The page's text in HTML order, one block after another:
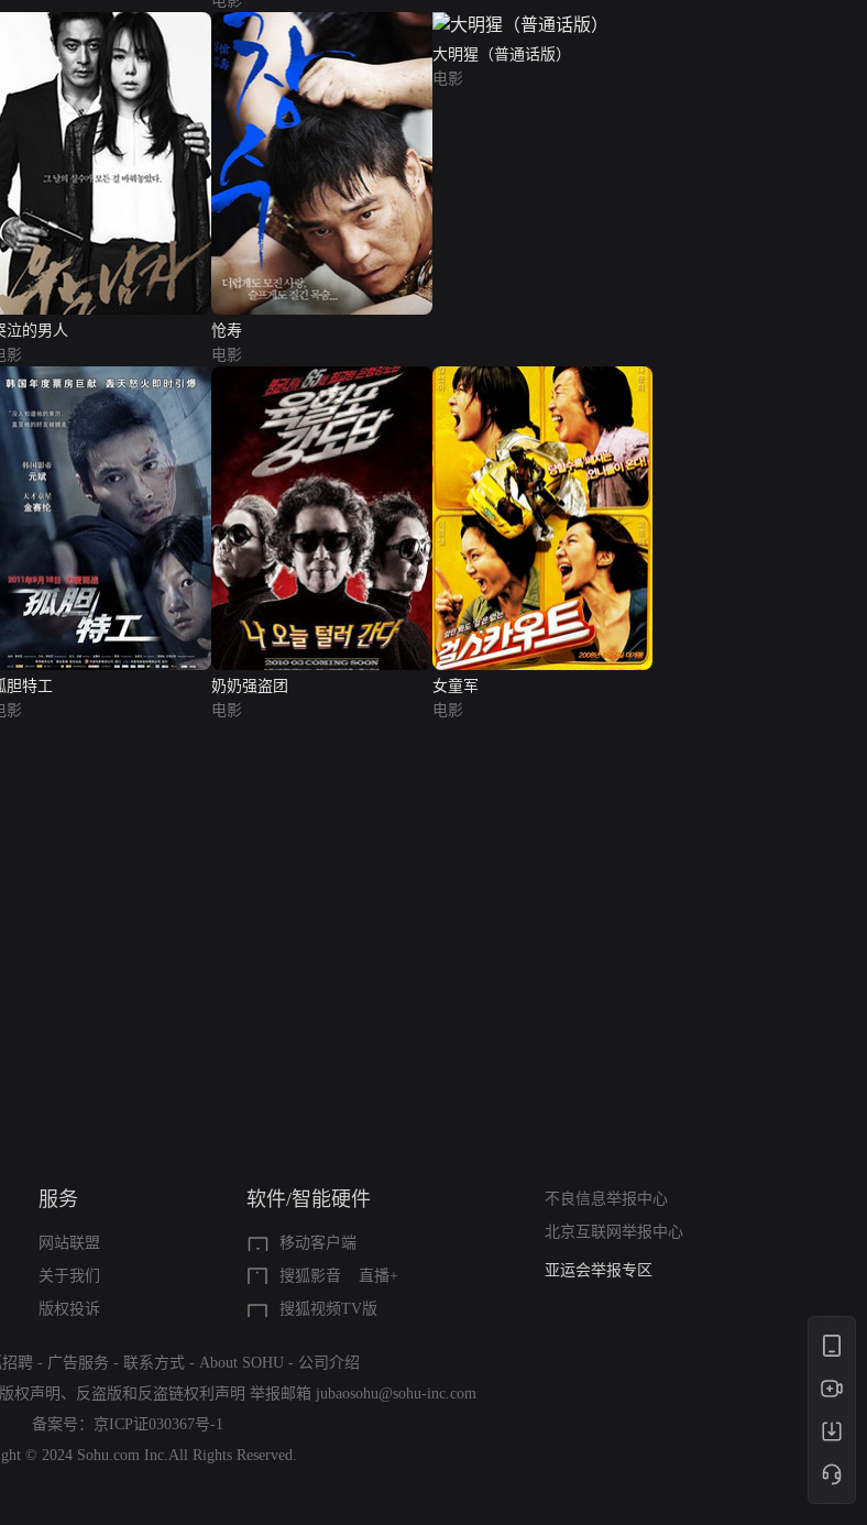
泣的男人
影
怆寿
电影
大明猩（普通话版）
电影
胆特工
影
奶奶强盗团
电影
女童军
电影
服务
网站联盟
关于我们
版权投诉
软件/智能硬件
移动客户端
搜狐影音
直播+
搜狐视频TV版
不良信息举报中心
北京互联网举报中心
算法推荐专项举报
亚运会举报专区
聘 - 广告服务 - 联系方式 - About SOHU - 公司介绍
版权声明 、 反盗版和反盗链权利声明 举报邮箱 jubaosohu@sohu-inc.com
备案号： 京ICP证030367号-1
© 2024 Sohu.com Inc.All Rights Reserved.